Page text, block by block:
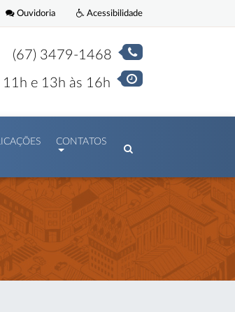
Acessibilidade
Ouvidoria
(67) 3479-1468
11h e 13h às 16h
CONTATOS